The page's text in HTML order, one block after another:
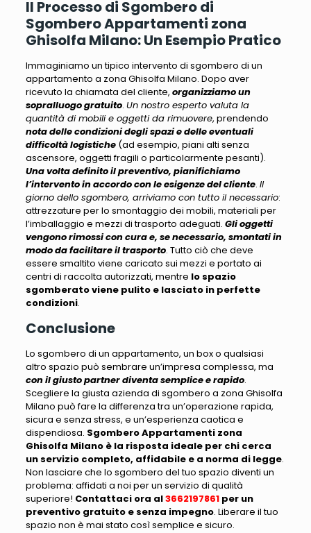
Il Processo di Sgombero di
Sgombero Appartamenti zona
Ghisolfa Milano: Un Esempio Pratico
Immaginiamo un tipico intervento di sgombero di un
appartamento a zona Ghisolfa Milano. Dopo aver
ricevuto la chiamata del cliente, organizziamo un
sopralluogo gratuito. Un nostro esperto valuta la
quantità di mobili e oggetti da rimuovere, prendendo
nota delle condizioni degli spazi e delle eventuali
difficoltà logistiche(ad esempio, piani alti senza
ascensore, oggetti fragili o particolarmente pesanti).
Una volta definito il preventivo, pianifichiamo
l’intervento in accordo con le esigenze del cliente. Il
giorno dello sgombero, arriviamo con tutto il necessario:
attrezzature per lo smontaggio dei mobili, materiali per
l’imballaggio e mezzi di trasporto adeguati. Gli oggetti
vengono rimossi con cura e, se necessario, smontati in
modo da facilitare il trasporto. Tutto ciò che deve
essere smaltito viene caricato sui mezzi e portato ai
centri di raccolta autorizzati, mentre lo spazio
sgomberato viene pulito e lasciato in perfette
condizioni.
Conclusione
Lo sgombero di un appartamento, un box o qualsiasi
altro spazio può sembrare un’impresa complessa, ma
con il giusto partner diventa semplice e rapido.
Scegliere la giusta azienda di sgombero a zona Ghisolfa
Milano può fare la differenza tra un’operazione rapida,
sicura e senza stress, e un’esperienza caotica e
dispendiosa. Sgombero Appartamenti zona
Ghisolfa Milano è la risposta ideale per chi cerca
un servizio completo, affidabile e a norma di legge.
Non lasciare che lo sgombero del tuo spazio diventi un
problema: affidati a noi per un servizio di qualità
superiore! Contattaci ora al3662197861 per un
preventivo gratuito e senza impegno. Liberare il tuo
spazio non è mai stato così semplice e sicuro.